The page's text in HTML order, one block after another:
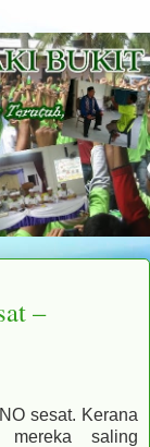
–
sesat. Kerana
saling